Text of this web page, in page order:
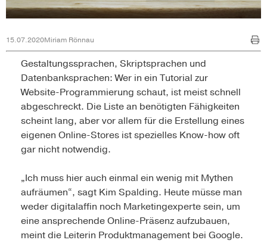
15.07.2020Miriam Rönnau
Gestaltungssprachen, Skriptsprachen und
Datenbanksprachen: Wer in ein Tutorial zur
Website-Programmierung schaut, ist meist schnell
abgeschreckt. Die Liste an benötigten Fähigkeiten
scheint lang, aber vor allem für die Erstellung eines
eigenen Online-Stores ist spezielles Know-how oft
gar nicht notwendig.
„Ich muss hier auch einmal ein wenig mit Mythen
aufräumen“, sagt Kim Spalding. Heute müsse man
weder digitalaffin noch Marketingexperte sein, um
eine ansprechende Online-Präsenz aufzubauen,
meint die Leiterin Produktmanagement bei Google.